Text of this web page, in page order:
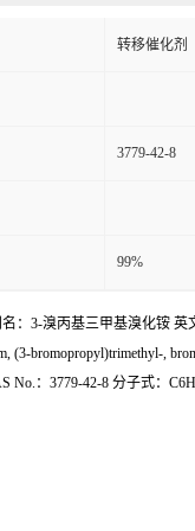
转移催化剂
3779-42-8
99%
3-溴丙基三甲基溴化铵 英
(3-bromopropyl)trimethyl-,
No.：3779-42-8 分子式：